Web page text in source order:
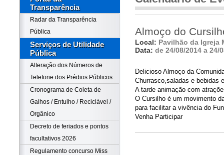
Transparência
Radar da Transparência
Pública
Serviços de Utilidade
Pública
Alteração dos Números de
Telefone dos Prédios Públicos
Cronograma de Coleta de
Galhos / Entulho / Reciclável /
Orgânico
Decreto de feriados e pontos
facultativos 2026
Regulamento concurso Miss
Almoço do
Local: Pavilhão da Igreja
Data: de 24/08/2014 a 24/
Delicioso Almoço da
Churrasco,saladas e bebidas
A tarde animação com
O Cursilho é um movimento
para facilitar a vivência do
Venha Participar